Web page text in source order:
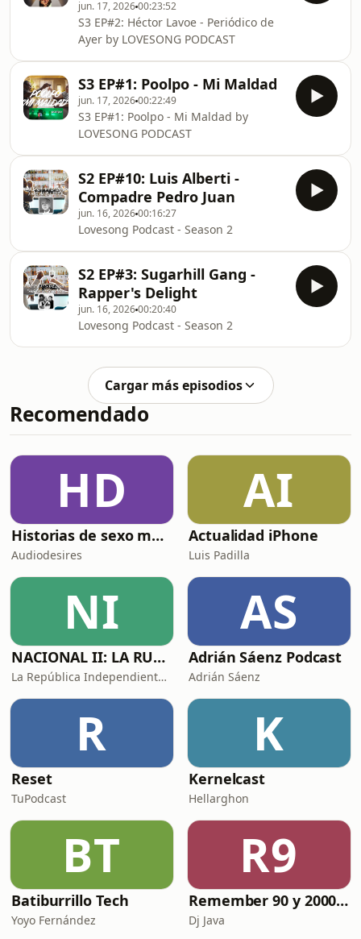
jun. 17, 202600:23:52
S3 EP#2: Héctor Lavoe - Periódico de
Ayer by LOVESONG PODCAST
S3 EP#1: Poolpo - Mi Maldad
jun. 17, 202600:22:49
S3 EP#1: Poolpo - Mi Maldad by
LOVESONG PODCAST
S2 EP#10: Luis Alberti -
Compadre Pedro Juan
jun. 16, 202600:16:27
Lovesong Podcast - Season 2
S2 EP#3: Sugarhill Gang -
Rapper's Delight
jun. 16, 202600:20:40
Lovesong Podcast - Season 2
Cargar más episodios
Recomendado
HD
Historias de sexo muy intensas y calientes
Audiodesires
AI
Actualidad iPhone
Luis Padilla
NI
NACIONAL II: LA RUTA DEL EXILIO
La República Independiente de la Radio
AS
Adrián Sáenz Podcast
Adrián Sáenz
R
Reset
TuPodcast
K
Kernelcast
Hellarghon
BT
Batiburrillo Tech
Yoyo Fernández
R9
Remember 90 y 2000 en PLAY WITH ME by Dj Java
Dj Java